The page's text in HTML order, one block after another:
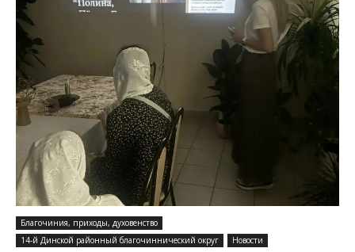
Благочиния, приходы, духовенство
14-й Динской районный благочиннический округ
Новости